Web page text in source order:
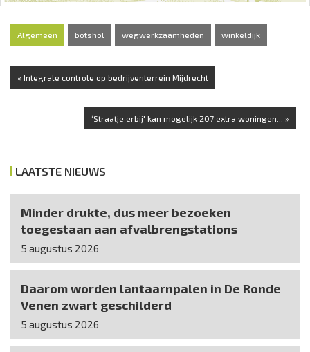
Algemeen botshol wegwerkzaamheden winkeldijk
« Integrale controle op bedrijventerrein Mijdrecht
‘Straatje erbij' kan mogelijk 207 extra woningen... »
LAATSTE NIEUWS
Minder drukte, dus meer bezoeken
toegestaan aan afvalbrengstations
5 augustus 2026
Daarom worden lantaarnpalen in De Ronde
Venen zwart geschilderd
5 augustus 2026